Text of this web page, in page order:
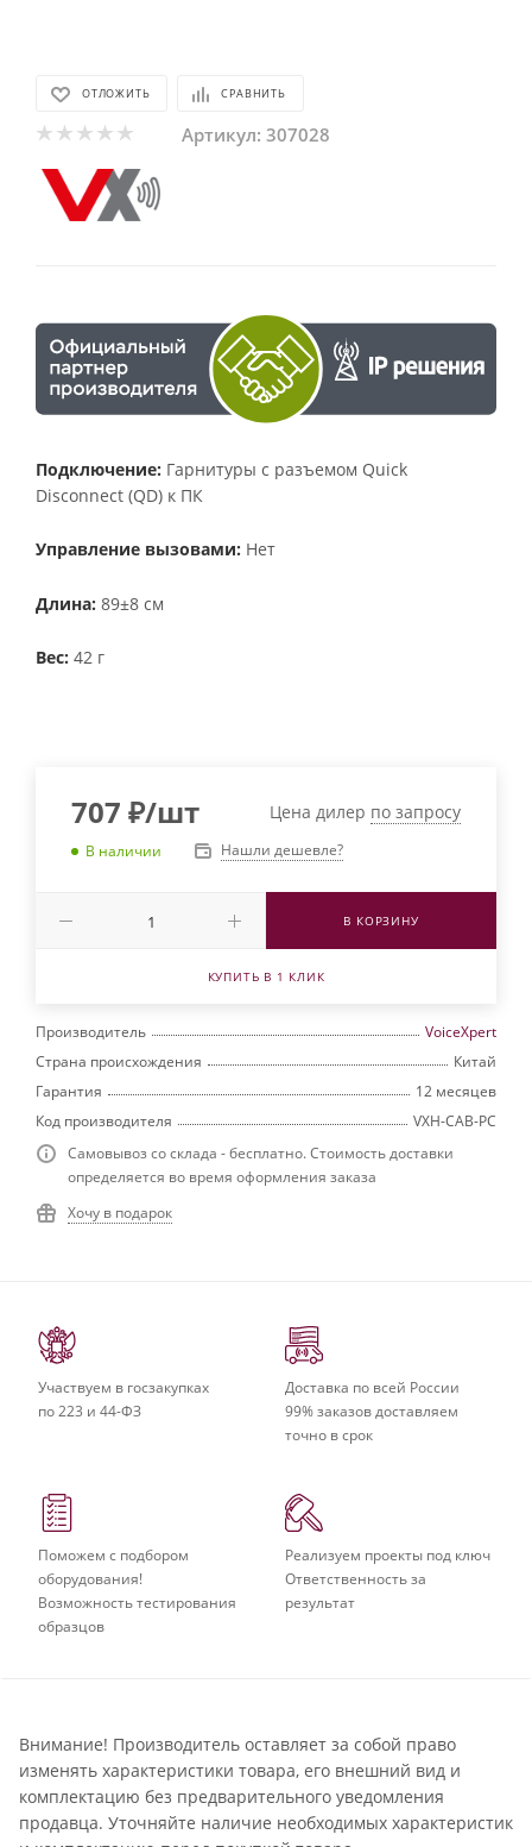
ОТЛОЖИТЬ СРАВНИТЬ
Артикул: 307028
Подключение: Гарнитуры с разъемом Quick
Disconnect (QD) к ПК
Управление вызовами: Нет
Длина: 89±8 см
Вес: 42 г
707 ₽/шт Цена дилер по запросу
В наличии Нашли дешевле?
В КОРЗИНУ
КУПИТЬ В 1 КЛИК
Производитель
VoiceXpert
Страна происхождения
Китай
Гарантия
12 месяцев
Код производителя
VXH-CAB-PC
Самовывоз со склада - бесплатно. Стоимость доставки
определяется во время оформления заказа
Хочу в подарок
Участвуем в госзакупках
по 223 и 44-ФЗ
Доставка по всей России
99% заказов доставляем
точно в срок
Поможем с подбором
оборудования!
Возможность тестирования
образцов
Реализуем проекты под ключ
Ответственность за
результат
Внимание! Производитель оставляет за собой право
изменять характеристики товара, его внешний вид и
комплектацию без предварительного уведомления
продавца. Уточняйте наличие необходимых характеристик